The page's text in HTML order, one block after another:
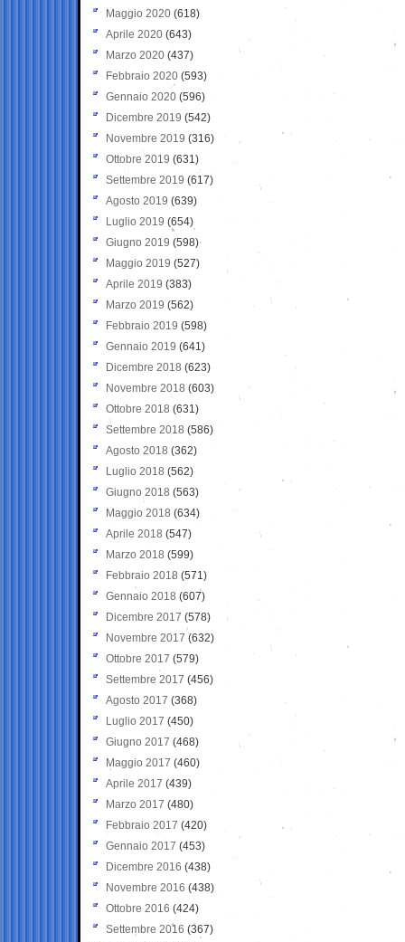
Maggio 2020 (618)
Aprile 2020 (643)
Marzo 2020 (437)
Febbraio 2020 (593)
Gennaio 2020 (596)
Dicembre 2019 (542)
Novembre 2019 (316)
Ottobre 2019 (631)
Settembre 2019 (617)
Agosto 2019 (639)
Luglio 2019 (654)
Giugno 2019 (598)
Maggio 2019 (527)
Aprile 2019 (383)
Marzo 2019 (562)
Febbraio 2019 (598)
Gennaio 2019 (641)
Dicembre 2018 (623)
Novembre 2018 (603)
Ottobre 2018 (631)
Settembre 2018 (586)
Agosto 2018 (362)
Luglio 2018 (562)
Giugno 2018 (563)
Maggio 2018 (634)
Aprile 2018 (547)
Marzo 2018 (599)
Febbraio 2018 (571)
Gennaio 2018 (607)
Dicembre 2017 (578)
Novembre 2017 (632)
Ottobre 2017 (579)
Settembre 2017 (456)
Agosto 2017 (368)
Luglio 2017 (450)
Giugno 2017 (468)
Maggio 2017 (460)
Aprile 2017 (439)
Marzo 2017 (480)
Febbraio 2017 (420)
Gennaio 2017 (453)
Dicembre 2016 (438)
Novembre 2016 (438)
Ottobre 2016 (424)
Settembre 2016 (367)